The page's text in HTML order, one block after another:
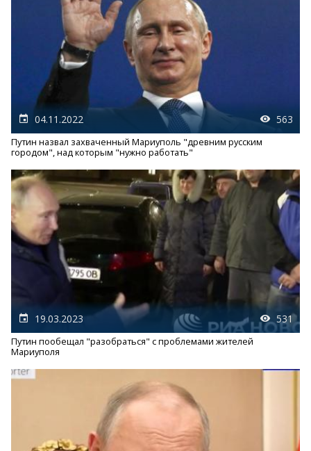
04.11.2022 563
Путин назвал захваченный Мариуполь "древним русским
городом", над которым "нужно работать"
19.03.2023 531
Путин пообещал "разобраться" с проблемами жителей
Мариуполя